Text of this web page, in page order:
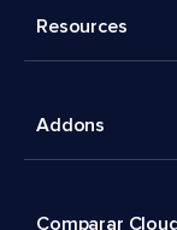
Resources
Addons
Comparar